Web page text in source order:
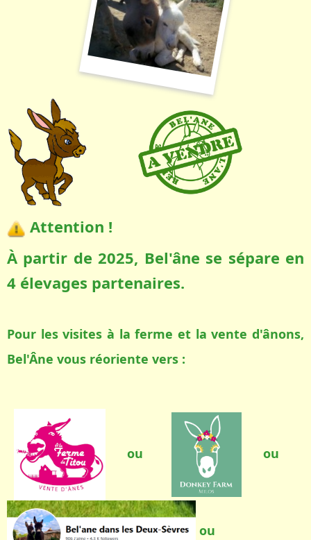
Attention !
À partir de 2025, Bel'âne se sépare en
4 élevages partenaires.
Pour les visites à la ferme et la vente d'ânons,
Bel'Âne vous réoriente vers :
ou ou
ou